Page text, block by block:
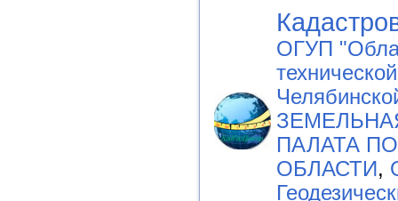
ОГУП
ПАЛАТА
ОБЛАСТИ,